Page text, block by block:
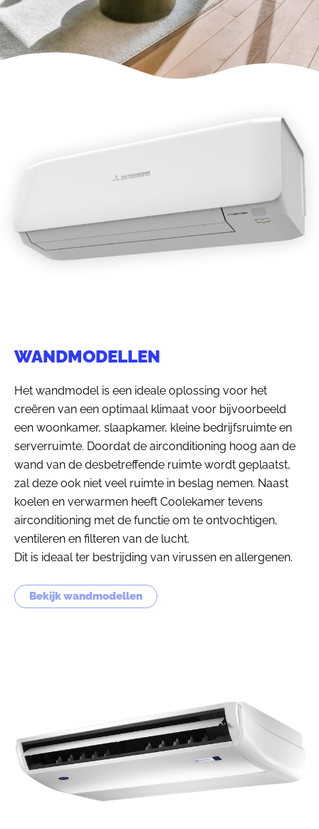
WANDMODELLEN
Het wandmodel is een ideale oplossing voor het
creëren van een optimaal klimaat voor bijvoorbeeld
een woonkamer, slaapkamer, kleine bedrijfsruimte en
serverruimte. Doordat de airconditioning hoog aan de
wand van de desbetreffende ruimte wordt geplaatst,
zal deze ook niet veel ruimte in beslag nemen. Naast
koelen en verwarmen heeft Coolekamer tevens
airconditioning met de functie om te ontvochtigen,
ventileren en filteren van de lucht.
Dit is ideaal ter bestrijding van virussen en allergenen.
Bekijk wandmodellen